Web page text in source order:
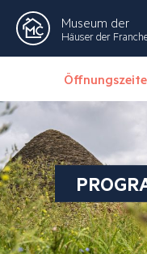
Museum der
Häuser der